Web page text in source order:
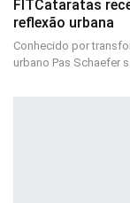
FITCataratas
reflexão urbana
Conhecido por
urbano Pas Schaefer